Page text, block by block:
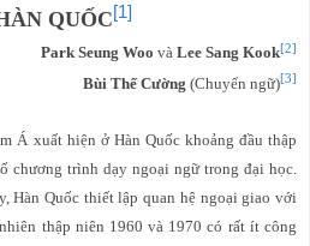
QUỐC[1]
Park Seung Woo và Lee Sang Kook[2]
Bùi Thế Cường (Chuyển ngữ)[3]
Á xuất hiện ở Hàn Quốc khoảng đầu thập
chương trình dạy ngoại ngữ trong đại học.
Hàn Quốc thiết lập quan hệ ngoại giao với
thập niên 1960 và 1970 có rất ít công